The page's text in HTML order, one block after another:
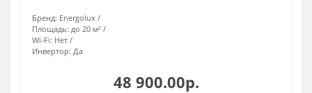
Бренд: Energolux
Площадь: до 20 м²
Wi-Fi: Нет
Инвертор: Да
48 900.00р.